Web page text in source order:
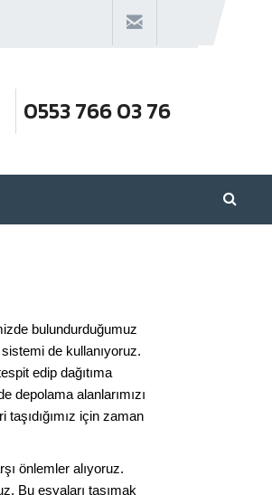
0553 766 03 76
bulundurduğumuz
de kullanıyoruz.
edip dağıtıma
depolama alanlarımızı
için zaman
önlemler alıyoruz.
Bu eşyaları taşımak